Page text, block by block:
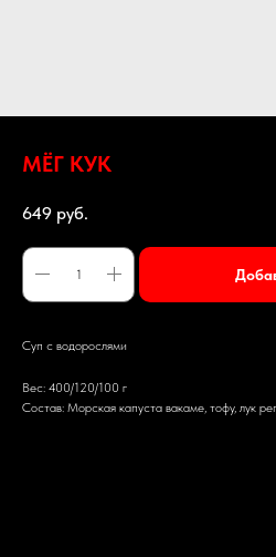
МЁГ КУК
649 руб.
Суп с водорослями
Вес: 400/120/100 г
Состав: Морская капуста вакаме, тофу, лук